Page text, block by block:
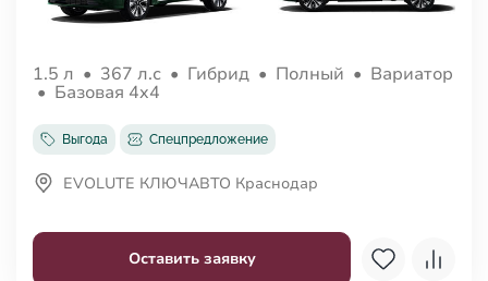
1.5 л • 367 л.с • Гибрид • Полный • Вариатор
• Базовая 4x4
Выгода Спецпредложение
Оставить заявку
EVOLUTE КЛЮЧАВТО Краснодар